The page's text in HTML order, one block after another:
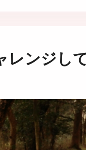
レンジし